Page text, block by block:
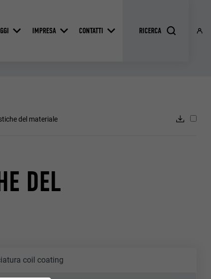
IMPRESA CONTATTI
del materiale
DEL
coil coating